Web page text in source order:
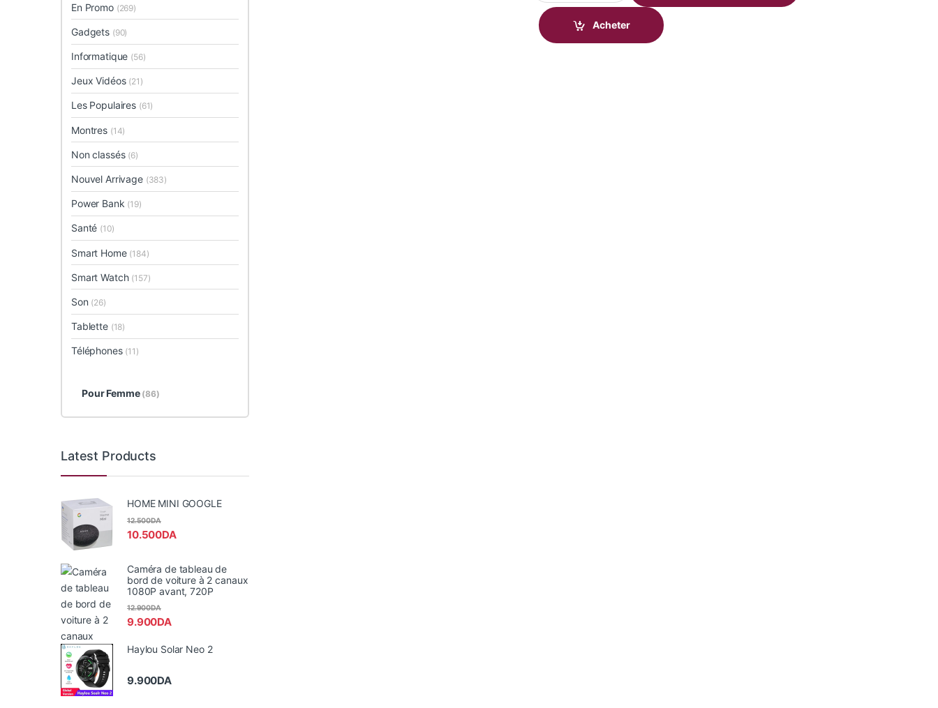
Acheter
En Promo (269)
Gadgets (90)
Informatique (56)
Jeux Vidéos (21)
Les Populaires (61)
Montres (14)
Non classés (6)
Nouvel Arrivage (383)
Power Bank (19)
Santé (10)
Smart Home (184)
Smart Watch (157)
Son (26)
Tablette (18)
Téléphones (11)
Pour Femme (86)
Latest Products
HOME MINI GOOGLE
10.500DA
12.500DA
Caméra de tableau de
bord de voiture à 2 canaux
1080P avant, 720P
9.900DA
12.900DA
Haylou Solar Neo 2
9.900DA